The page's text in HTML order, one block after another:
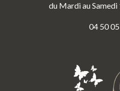
du Mardi au
04 50